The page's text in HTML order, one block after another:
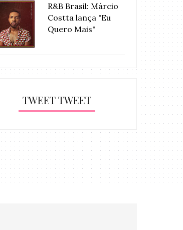
R&B Brasil: Márcio
Costta lança "Eu
Quero Mais"
TWEET TWEET